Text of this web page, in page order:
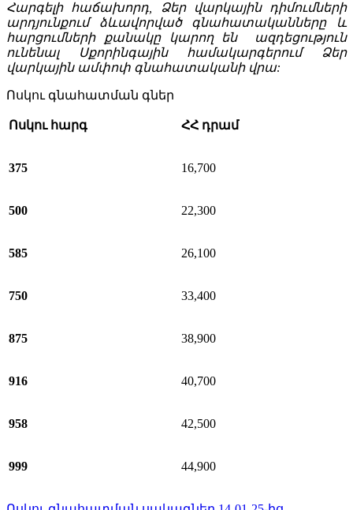
Հարգելի հաճախորդ, Ձեր վարկային դիմումների
արդյունքում ձևավորված գնահատականները և
հարցումների քանակը կարող են ազդեցություն
ունենալ Սքորինգային համակարգերում Ձեր
վարկային ամփոփ գնահատականի վրա:
Ոսկու գնահատման գներ
Ոսկու հարգ ՀՀ դրամ
375 16,700
500 22,300
585 26,100
750 33,400
875 38,900
916 40,700
958 42,500
999 44,900